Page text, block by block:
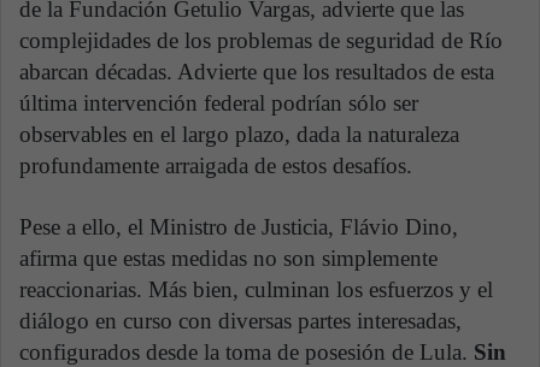
de la Fundación Getulio Vargas, advierte que las
complejidades de los problemas de seguridad de Río
abarcan décadas. Advierte que los resultados de esta
última intervención federal podrían sólo ser
observables en el largo plazo, dada la naturaleza
profundamente arraigada de estos desafíos.
Pese a ello, el Ministro de Justicia, Flávio Dino,
afirma que estas medidas no son simplemente
reaccionarias. Más bien, culminan los esfuerzos y el
diálogo en curso con diversas partes interesadas,
configurados desde la toma de posesión de Lula. Sin